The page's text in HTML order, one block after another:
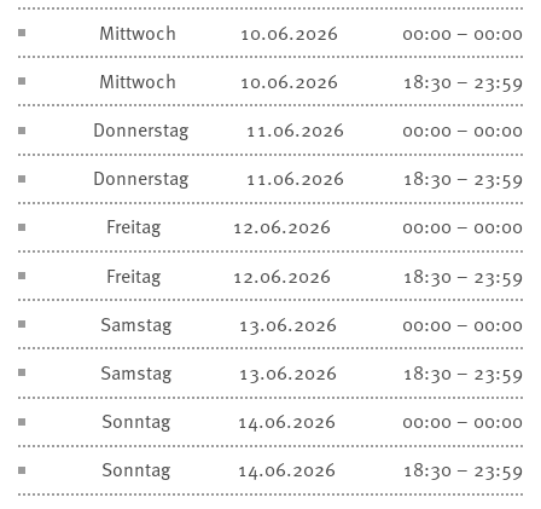
Mittwoch
10.06.2026
00:00 – 00:00
Mittwoch
10.06.2026
18:30 – 23:59
Donnerstag
11.06.2026
00:00 – 00:00
Donnerstag
11.06.2026
18:30 – 23:59
Freitag
12.06.2026
00:00 – 00:00
Freitag
12.06.2026
18:30 – 23:59
Samstag
13.06.2026
00:00 – 00:00
Samstag
13.06.2026
18:30 – 23:59
Sonntag
14.06.2026
00:00 – 00:00
Sonntag
14.06.2026
18:30 – 23:59